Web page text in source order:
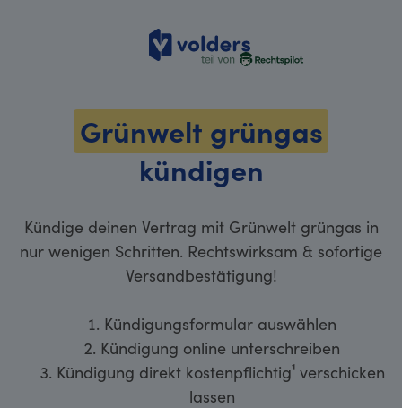
volders
Grünwelt grüngas
kündigen
Kündige deinen Vertrag mit Grünwelt grüngas in
nur wenigen Schritten. Rechtswirksam & sofortige
Versandbestätigung!
Kündigungsformular auswählen
Kündigung online unterschreiben
Kündigung direkt kostenpflichtig¹ verschicken
lassen